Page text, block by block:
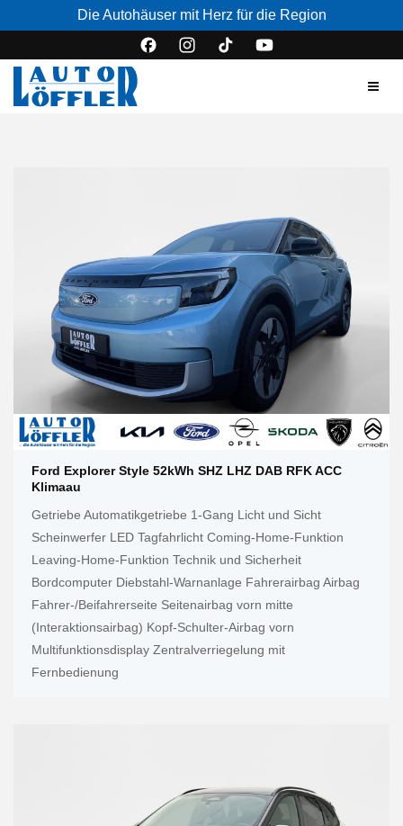
Die Autohäuser mit Herz für die Region
Ford Explorer Style 52kWh SHZ LHZ DAB RFK ACC
Klimaau
Getriebe Automatikgetriebe 1-Gang Licht und Sicht
Scheinwerfer LED Tagfahrlicht Coming-Home-Funktion
Leaving-Home-Funktion Technik und Sicherheit
Bordcomputer Diebstahl-Warnanlage Fahrerairbag Airbag
Fahrer-/Beifahrerseite Seitenairbag vorn mitte
(Interaktionsairbag) Kopf-Schulter-Airbag vorn
Multifunktionsdisplay Zentralverriegelung mit
Fernbedienung